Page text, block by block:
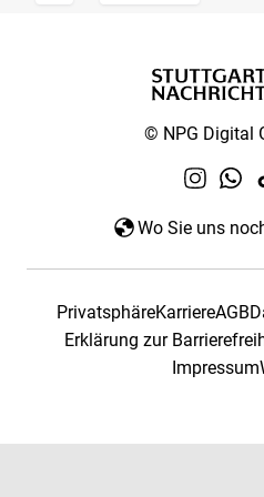
© NPG Digital
Wo Sie uns
PrivatsphäreKarriereAGB
Erklärung zur
Impressum